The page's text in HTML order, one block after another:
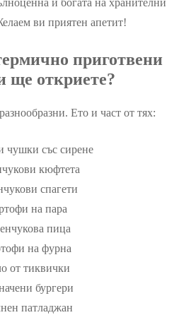
и богата на хранителни
ви приятен апетит!
приготвени
ще откриете?
Ето и част от тях:
чушки със сирене
кюфтета
спагети
на пара
пица
на фурна
от тиквички
бургери
патладжан